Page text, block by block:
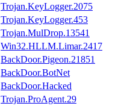
Trojan.KeyLogger.2075
Trojan.KeyLogger.453
Trojan.MulDrop.13541
Win32.HLLM.Limar.2417
BackDoor.Pigeon.21851
BackDoor.BotNet
BackDoor.Hacked
Trojan.ProAgent.29